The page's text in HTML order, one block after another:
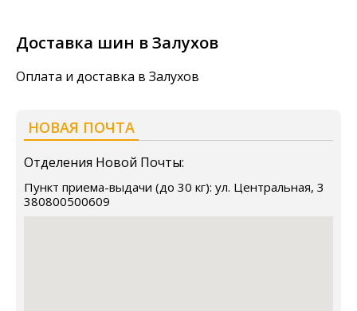
Доставка шин в Залухов
Оплата и доставка в Залухов
НОВАЯ ПОЧТА
Отделения Новой Почты:
Пункт приема-выдачи (до 30 кг): ул. Центральная, 3
380800500609